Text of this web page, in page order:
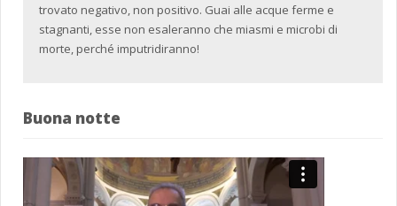
trovato negativo, non positivo. Guai alle acque ferme e
stagnanti, esse non esaleranno che miasmi e microbi di
morte, perché imputridiranno!
Buona notte